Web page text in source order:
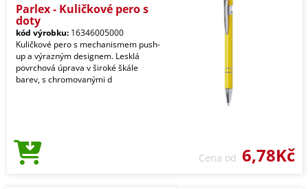
Parlex - Kuličkové pero s
doty
kód výrobku: 16346005000
Kuličkové pero s mechanismem push-
up a výrazným designem. Lesklá
povrchová úprava v široké škále
barev, s chromovanými d
Cena od 6,78Kč